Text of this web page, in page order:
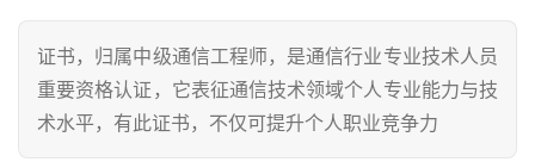
证书，归属中级通信工程师，是通信行业专业技术人员
重要资格认证，它表征通信技术领域个人专业能力与技
术水平，有此证书，不仅可提升个人职业竞争力